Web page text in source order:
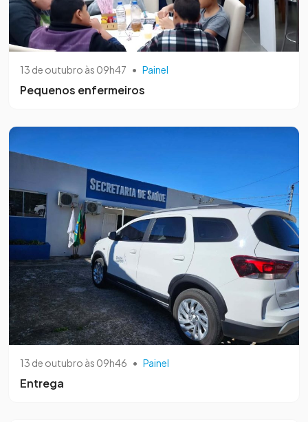
13 de outubro às 09h47 • Painel
Pequenos enfermeiros
13 de outubro às 09h46 • Painel
Entrega